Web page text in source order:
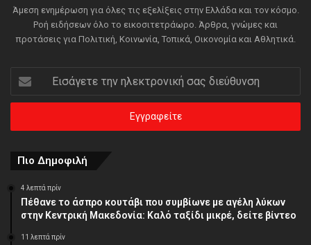
Άμεση ενημέρωση για όλες τις εξελίξεις στην Ελλάδα και τον κόσμο.
Ροή ειδήσεων όλο το εικοσιτετράωρο. Άρθρα, γνώμες και
προτάσεις για Πολιτική, Κοινωνία, Τοπικά, Οικονομία και Αθλητικά.
Εισάγετε
την
ηλεκτρονική
διεύθυνση
Πιο Δημοφιλή
4 λεπτά πρίν
Πέθανε το άσπρο κουτάβι που συμβίωνε με αγέλη λύκων
στην Κεντρική Μακεδονία: Καλό ταξίδι μικρέ, δείτε βίντεο
11 λεπτά πρίν